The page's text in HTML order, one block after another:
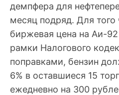
демпфера для
месяц подряд. Для того
биржевая цена на Аи-
рамки Налогового
поправками, бензин
6% в оставшиеся 15
ежедневно на 300